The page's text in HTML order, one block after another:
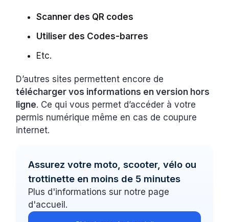
Scanner des QR codes
Utiliser des Codes-barres
Etc.
D’autres sites permettent encore de
télécharger vos informations en version hors
ligne. Ce qui vous permet d’accéder à votre
permis numérique même en cas de coupure
internet.
Assurez votre moto, scooter, vélo ou
trottinette en moins de 5 minutes
Plus d'informations sur notre page
d'accueil.